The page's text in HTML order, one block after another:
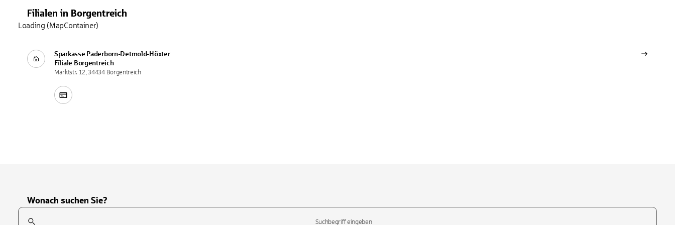
Filialen in Borgentreich
Sparkasse Paderborn-Detmold-Höxter
Filiale Borgentreich
Marktstr. 12, 34434 Borgentreich
Loading (MapContainer)
Wonach suchen Sie?
Suchfeld